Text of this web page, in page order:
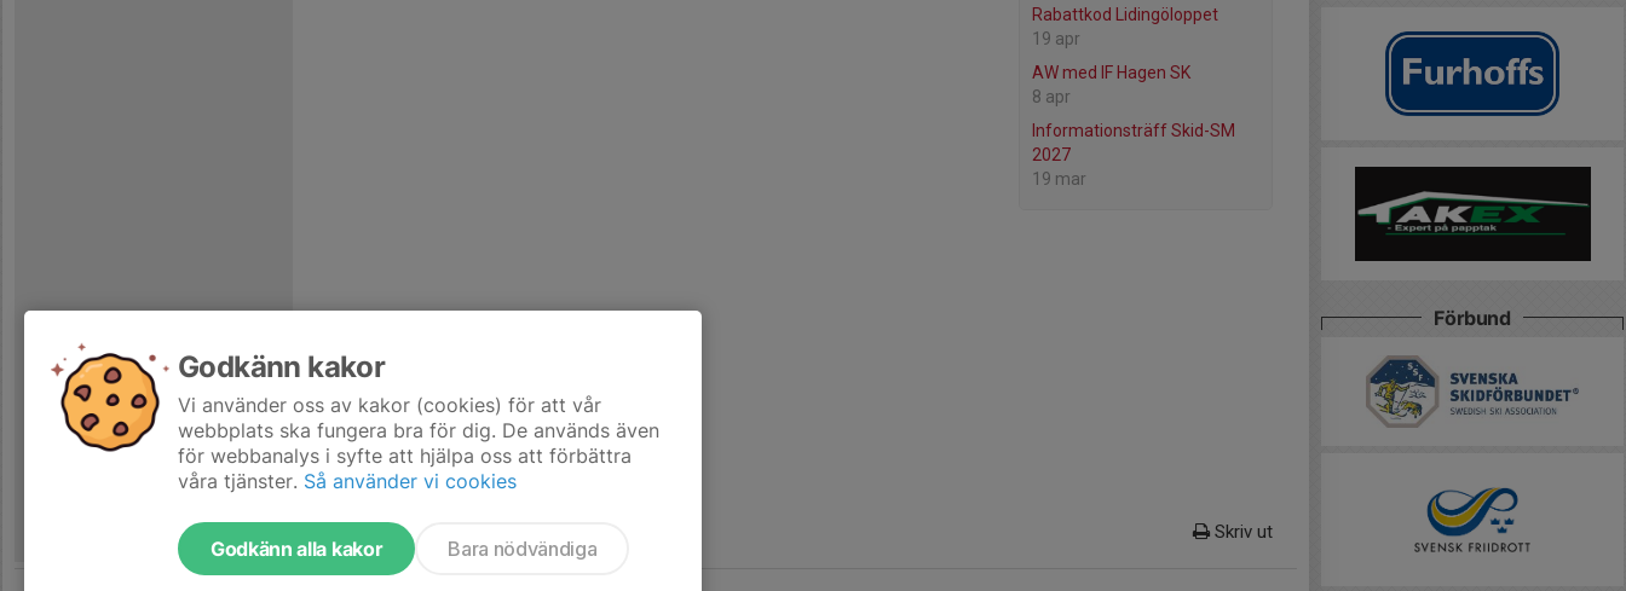
Rabattkod Lidingöloppet
19 apr
AW med IF Hagen SK
8 apr
Informationsträff Skid-SM
2027
19 mar
Skriv ut
Förbund
Godkänn kakor
Vi använder oss av kakor (cookies) för att vår
webbplats ska fungera bra för dig. De används även
för webbanalys i syfte att hjälpa oss att förbättra
våra tjänster. Så använder vi cookies
Godkänn alla kakor Bara nödvändiga